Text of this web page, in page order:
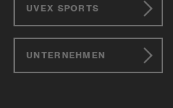
UVEX SPORTS
UNTERNEHMEN